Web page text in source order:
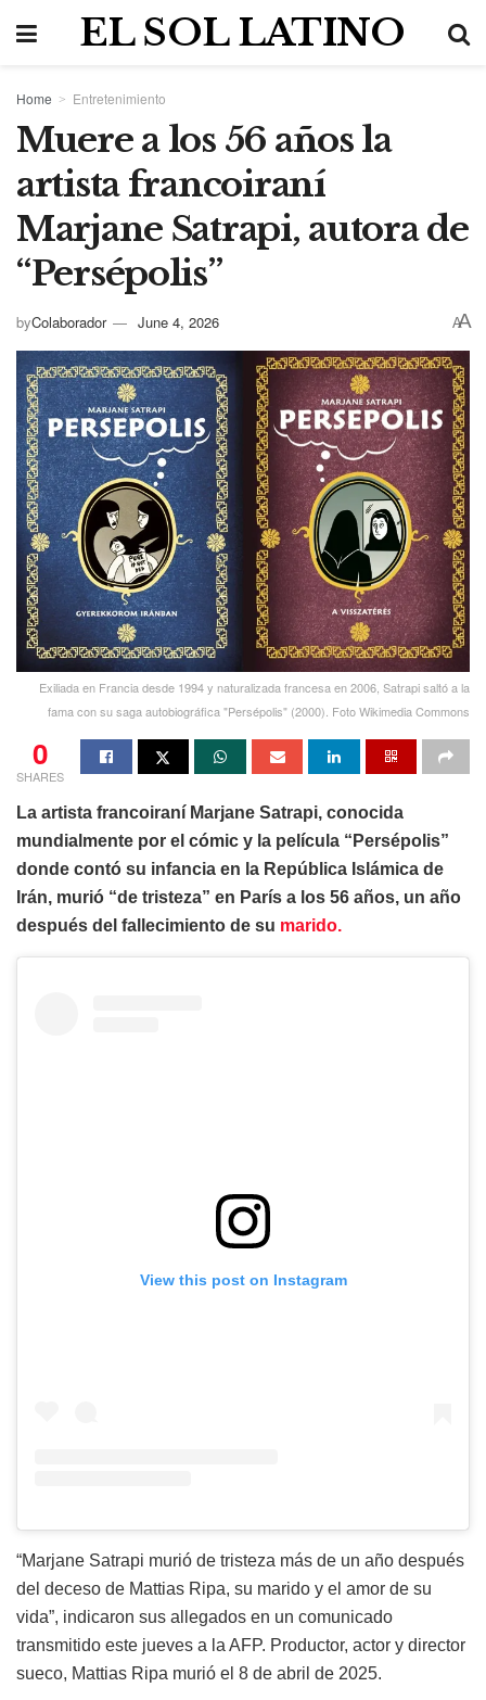
EL SOL LATINO
Home Entretenimiento
Muere a los 56 años la
artista francoiraní
Marjane Satrapi, autora de
“Persépolis”
byColaborador June 4, 2026 AA
Exiliada en Francia desde 1994 y naturalizada francesa en 2006, Satrapi saltó a la
fama con su saga autobiográfica "Persépolis" (2000). Foto Wikimedia Commons
0
SHARES
La artista francoiraní Marjane Satrapi, conocida
mundialmente por el cómic y la película “Persépolis”
donde contó su infancia en la República Islámica de
Irán, murió “de tristeza” en París a los 56 años, un año
después del fallecimiento de su marido.
View this post on Instagram
“Marjane Satrapi murió de tristeza más de un año después
del deceso de Mattias Ripa, su marido y el amor de su
vida”, indicaron sus allegados en un comunicado
transmitido este jueves a la AFP. Productor, actor y director
sueco, Mattias Ripa murió el 8 de abril de 2025.